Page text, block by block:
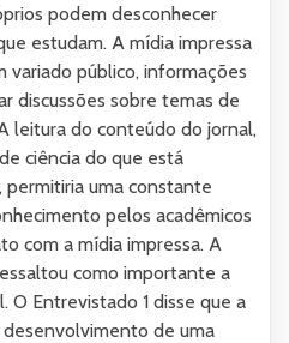
podem desconhecer
estudam. A mídia impressa
variado público, informações
discussões sobre temas de
leitura do conteúdo do jornal,
ciência do que está
uma constante
pelos acadêmicos
com a mídia impressa. A
como importante a
O Entrevistado 1 disse que a
desenvolvimento de uma